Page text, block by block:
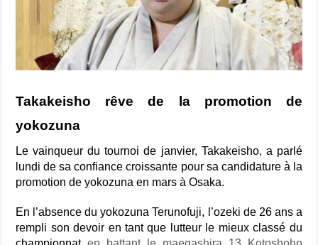
Takakeisho rêve de la promotion de
yokozuna
Le vainqueur du tournoi de janvier, Takakeisho, a parlé
lundi de sa confiance croissante pour sa candidature à la
promotion de yokozuna en mars à Osaka.
En l’absence du yokozuna Terunofuji, l’ozeki de 26 ans a
rempli son devoir en tant que lutteur le mieux classé du